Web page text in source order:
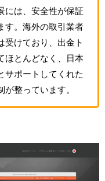
には、安全性が保証
す。海外の取引業者
受けており、出金ト
ほとんどなく、日本
サポートしてくれた
整っています。